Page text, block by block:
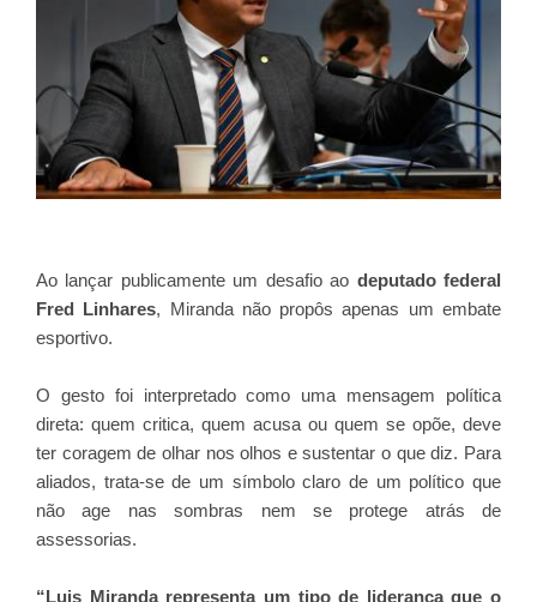
Ao lançar publicamente um desafio ao deputado federal
Fred Linhares, Miranda não propôs apenas um embate
esportivo.
O gesto foi interpretado como uma mensagem política
direta: quem critica, quem acusa ou quem se opõe, deve
ter coragem de olhar nos olhos e sustentar o que diz. Para
aliados, trata-se de um símbolo claro de um político que
não age nas sombras nem se protege atrás de
assessorias.
“Luis Miranda representa um tipo de liderança que o